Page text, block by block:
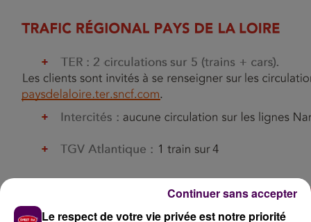
Le respect de votre vie privée est notre priorité
Continuer sans accepter